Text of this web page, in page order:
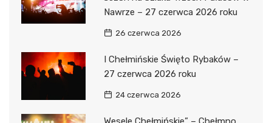
Nawrze – 27 czerwca 2026 roku
26 czerwca 2026
I Chełmińskie Święto Rybaków –
27 czerwca 2026 roku
24 czerwca 2026